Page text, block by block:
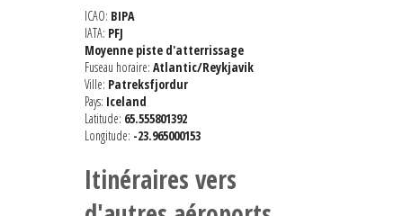
ICAO: BIPA
IATA: PFJ
Moyenne piste d'atterrissage
Fuseau horaire: Atlantic/Reykjavik
Ville: Patreksfjordur
Pays: Iceland
Latitude: 65.555801392
Longitude: -23.965000153
Itinéraires vers